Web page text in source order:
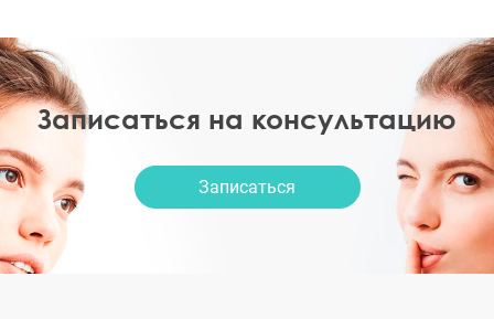
Записаться на консультацию
Записаться